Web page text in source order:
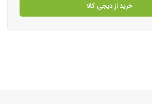
خرید از دیجی کالا